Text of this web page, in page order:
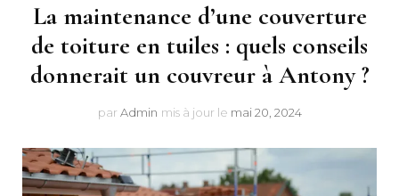
La maintenance d’une couverture
de toiture en tuiles : quels conseils
donnerait un couvreur à Antony ?
par Admin mis à jour le mai 20, 2024